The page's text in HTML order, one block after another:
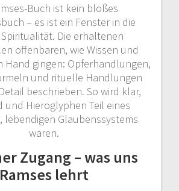
Buch ist kein bloßes
– es ist ein Fenster in die
Die erhaltenen
offenbaren, wie Wissen und
Hand gingen: Opferhandlungen,
und rituelle Handlungen
beschrieben. So wird klar,
und Hieroglyphen Teil eines
lebendigen Glaubenssystems
waren.
Zugang – was uns
Ramses lehrt